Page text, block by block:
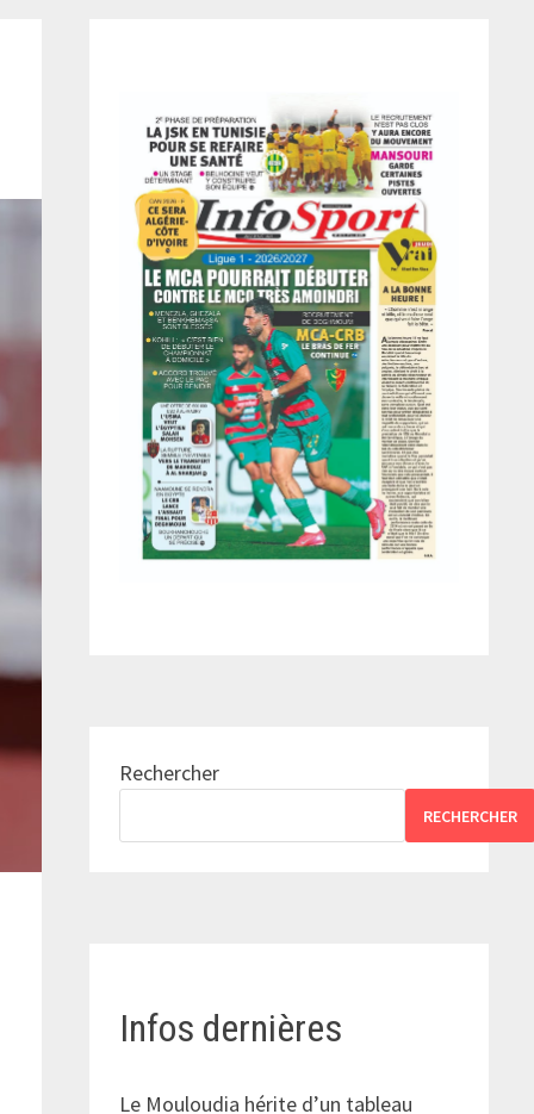
Rechercher
RECHERCHER
Infos dernières
Le Mouloudia hérite d’un tableau